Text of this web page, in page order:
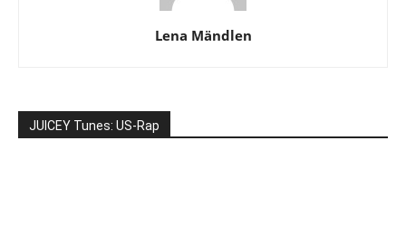
Lena Mändlen
JUICEY Tunes: US-Rap